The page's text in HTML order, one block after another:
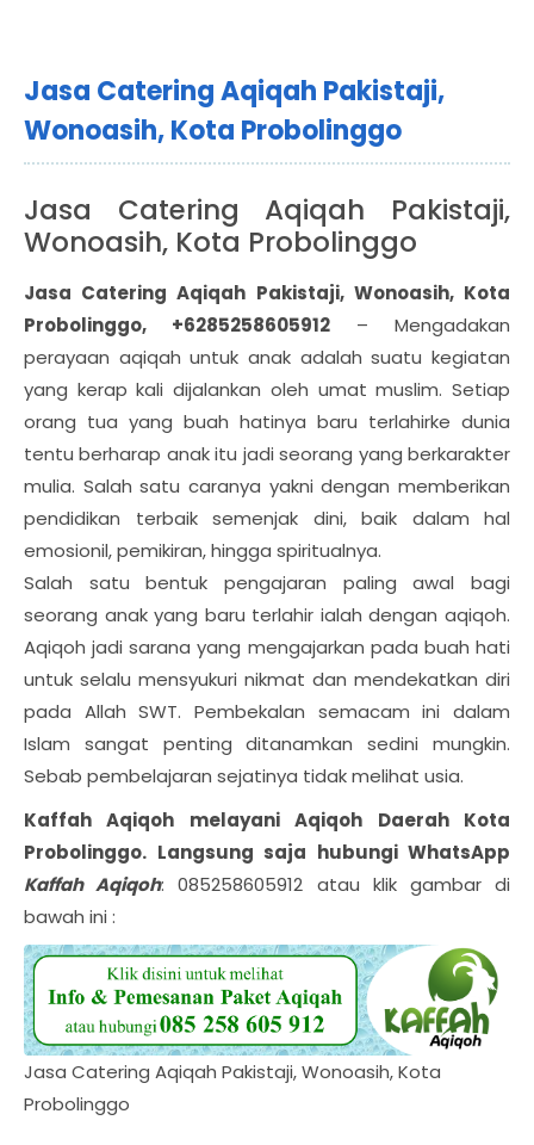
Jasa Catering Aqiqah Pakistaji,
Wonoasih, Kota Probolinggo
Jasa Catering Aqiqah Pakistaji,
Wonoasih, Kota Probolinggo
Jasa Catering Aqiqah Pakistaji, Wonoasih, Kota
Probolinggo, +6285258605912 – Mengadakan
perayaan aqiqah untuk anak adalah suatu kegiatan
yang kerap kali dijalankan oleh umat muslim. Setiap
orang tua yang buah hatinya baru terlahirke dunia
tentu berharap anak itu jadi seorang yang berkarakter
mulia. Salah satu caranya yakni dengan memberikan
pendidikan terbaik semenjak dini, baik dalam hal
emosionil, pemikiran, hingga spiritualnya.
Salah satu bentuk pengajaran paling awal bagi
seorang anak yang baru terlahir ialah dengan aqiqoh.
Aqiqoh jadi sarana yang mengajarkan pada buah hati
untuk selalu mensyukuri nikmat dan mendekatkan diri
pada Allah SWT. Pembekalan semacam ini dalam
Islam sangat penting ditanamkan sedini mungkin.
Sebab pembelajaran sejatinya tidak melihat usia.
Kaffah Aqiqoh melayani Aqiqoh Daerah Kota
Probolinggo. Langsung saja hubungi WhatsApp
Kaffah Aqiqoh: 085258605912 atau klik gambar di
bawah ini :
Jasa Catering Aqiqah Pakistaji, Wonoasih, Kota
Probolinggo